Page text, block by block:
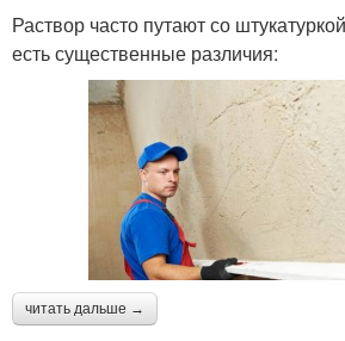
Раствор часто путают со
есть существенные различия:
читать дальше →